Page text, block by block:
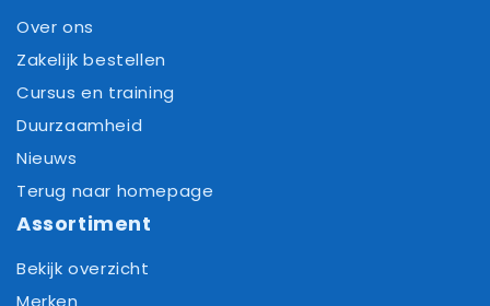
Over ons
Zakelijk bestellen
Cursus en training
Duurzaamheid
Nieuws
Terug naar homepage
Assortiment
Bekijk overzicht